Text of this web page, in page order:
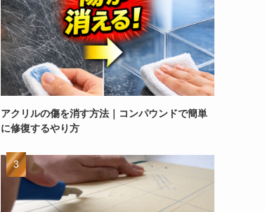
アクリルの傷を消す方法｜コンパウンドで簡単
に修復するやり方